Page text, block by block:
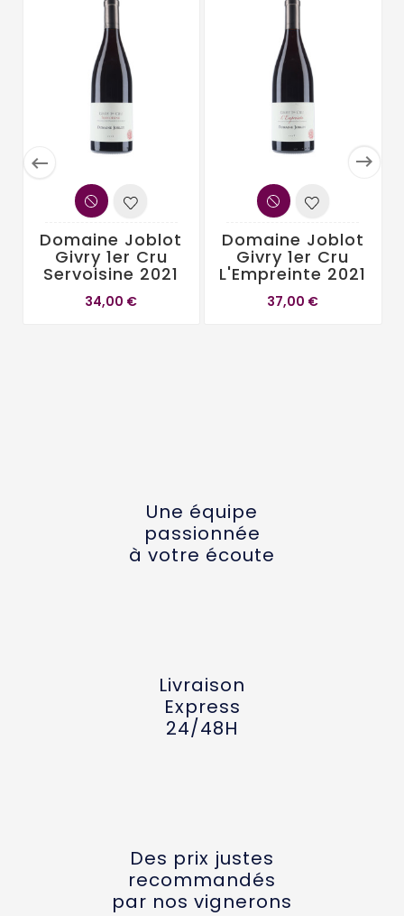
 
Domaine Joblot
Givry 1er Cru
Servoisine 2021
34,00 €
Domaine Joblot
Givry 1er Cru
L'Empreinte 2021
37,00 €
Une équipe
passionnée
à votre écoute
Livraison
Express
24/48H
Des prix justes
recommandés
par nos vignerons